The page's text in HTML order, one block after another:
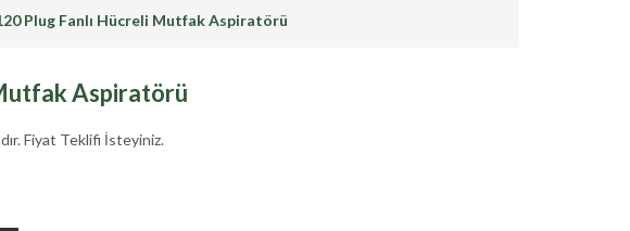
Plug Fanlı Hücreli Mutfak Aspiratörü
Aspiratörü
Fiyat Teklifi İsteyiniz.